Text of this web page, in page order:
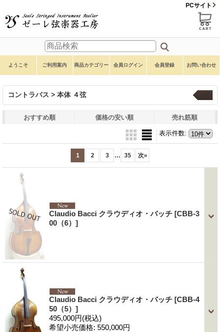
PCサイト
ようこそ ご利用案内 商品カテゴリー 会員ログイン 会員登録 お問い合わせ
コントラバス > 本体 ４弦
おすすめ順 価格の安い順 売れ筋順
表示件数:
1 2 3 ... 35 次»
Claudio Bacci クラウディオ・バッチ [CBB-3
00（6）]
Claudio Bacci クラウディオ・バッチ [CBB-4
50（5）]
495,000円(税込)
希望小売価格: 550,000円